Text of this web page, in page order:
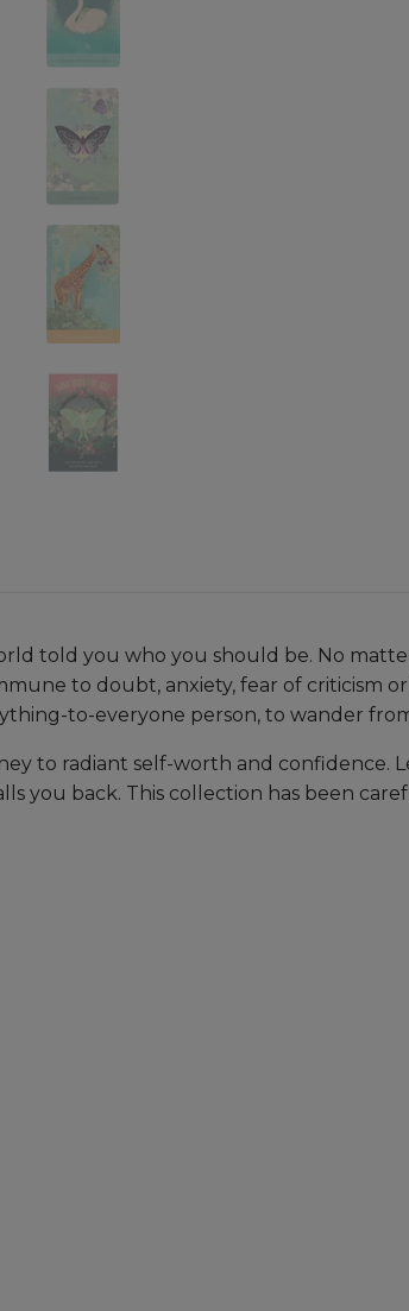
told you who you should be. No
to doubt, anxiety, fear of criticism
to-everyone person, to wander
to radiant self-worth and confidence.
you back. This collection has been